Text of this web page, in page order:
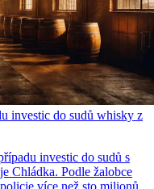
investic do sudů whisky z
investic do sudů s
Chládka. Podle žalobce